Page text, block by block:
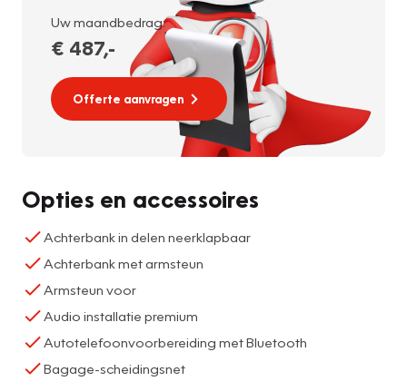
Uw maandbedrag:
€ 487,-
Offerte aanvragen
Opties en accessoires
Achterbank in delen neerklapbaar
Achterbank met armsteun
Armsteun voor
Audio installatie premium
Autotelefoonvoorbereiding met Bluetooth
Bagage-scheidingsnet